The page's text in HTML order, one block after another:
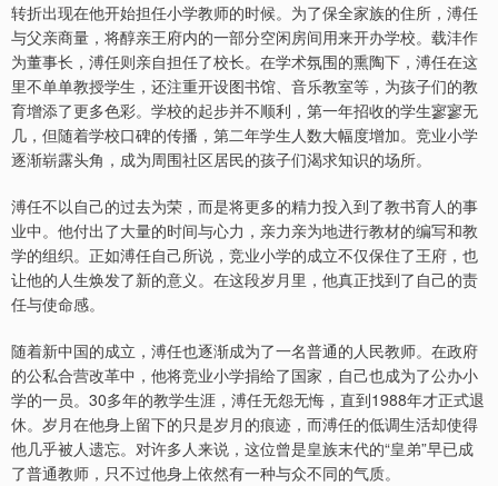
转折出现在他开始担任小学教师的时候。为了保全家族的住所，溥任
与父亲商量，将醇亲王府内的一部分空闲房间用来开办学校。载沣作
为董事长，溥任则亲自担任了校长。在学术氛围的熏陶下，溥任在这
里不单单教授学生，还注重开设图书馆、音乐教室等，为孩子们的教
育增添了更多色彩。学校的起步并不顺利，第一年招收的学生寥寥无
几，但随着学校口碑的传播，第二年学生人数大幅度增加。竞业小学
逐渐崭露头角，成为周围社区居民的孩子们渴求知识的场所。
溥任不以自己的过去为荣，而是将更多的精力投入到了教书育人的事
业中。他付出了大量的时间与心力，亲力亲为地进行教材的编写和教
学的组织。正如溥任自己所说，竞业小学的成立不仅保住了王府，也
让他的人生焕发了新的意义。在这段岁月里，他真正找到了自己的责
任与使命感。
随着新中国的成立，溥任也逐渐成为了一名普通的人民教师。在政府
的公私合营改革中，他将竞业小学捐给了国家，自己也成为了公办小
学的一员。30多年的教学生涯，溥任无怨无悔，直到1988年才正式退
休。岁月在他身上留下的只是岁月的痕迹，而溥任的低调生活却使得
他几乎被人遗忘。对许多人来说，这位曾是皇族末代的“皇弟”早已成
了普通教师，只不过他身上依然有一种与众不同的气质。